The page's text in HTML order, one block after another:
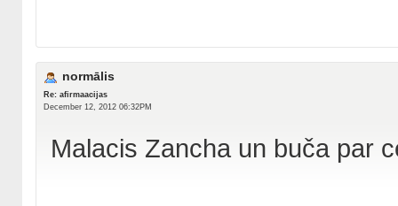
normālis
Re: afirmaacijas
December 12, 2012 06:32PM
Malacis Zancha un buča par